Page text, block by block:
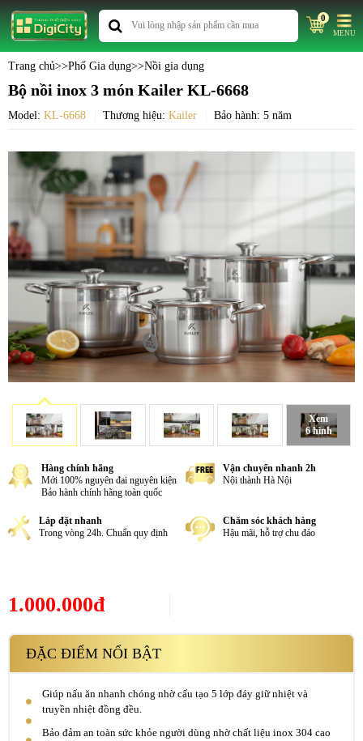
0
MENU
Trang chủ>>Phố Gia dụng>>Nồi gia dụng
Bộ nồi inox 3 món Kailer KL-6668
Model: KL-6668 Thương hiệu: Kailer Bảo hành: 5 năm
Xem
6 hình
Hàng chính hãng
Mới 100% nguyên đai nguyên kiện
Bảo hành chính hãng toàn quốc
Vận chuyển nhanh 2h
Nội thành Hà Nội
Lắp đặt nhanh
Trong vòng 24h. Chuẩn quy định
Chăm sóc khách hàng
Hậu mãi, hỗ trợ chu đáo
1.000.000đ
ĐẶC ĐIỂM NỔI BẬT
Giúp nấu ăn nhanh chóng nhờ cấu tạo 5 lớp đáy giữ nhiệt và
truyền nhiệt đồng đều.
Bảo đảm an toàn sức khỏe người dùng nhờ chất liệu inox 304 cao